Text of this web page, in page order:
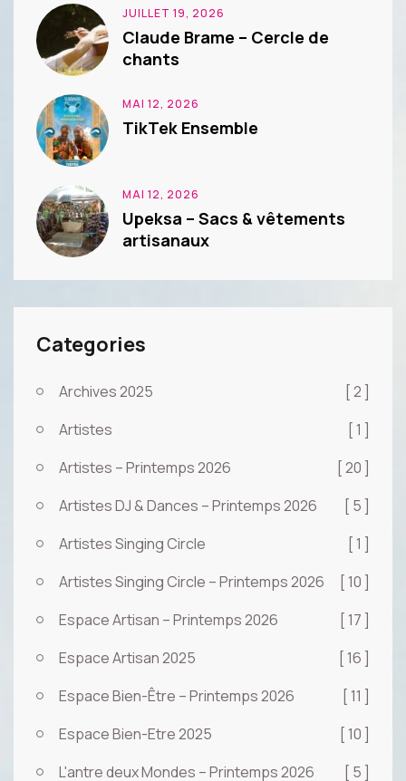
JUILLET 19, 2026
Claude Brame – Cercle de
chants
MAI 12, 2026
TikTek Ensemble
MAI 12, 2026
Upeksa – Sacs & vêtements
artisanaux
Categories
Archives 2025
[ 2 ]
Artistes
[ 1 ]
Artistes – Printemps 2026
[ 20 ]
Artistes DJ & Dances – Printemps 2026
[ 5 ]
Artistes Singing Circle
[ 1 ]
Artistes Singing Circle – Printemps 2026
[ 10 ]
Espace Artisan – Printemps 2026
[ 17 ]
Espace Artisan 2025
[ 16 ]
Espace Bien-Être – Printemps 2026
[ 11 ]
Espace Bien-Etre 2025
[ 10 ]
L'antre deux Mondes – Printemps 2026
[ 5 ]